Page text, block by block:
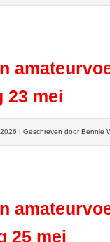
23 mei
| Geschreven door Bennie
25 mei